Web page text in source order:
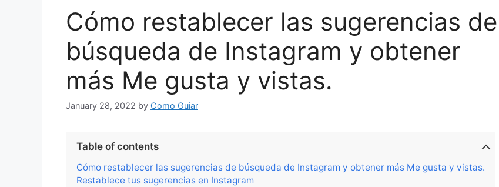
Cómo restablecer las sugerencias de
búsqueda de Instagram y obtener
más Me gusta y vistas.
January 28, 2022 by Como Guiar
Table of contents
Cómo restablecer las sugerencias de búsqueda de Instagram y obtener más Me gusta y vistas.
Restablece tus sugerencias en Instagram